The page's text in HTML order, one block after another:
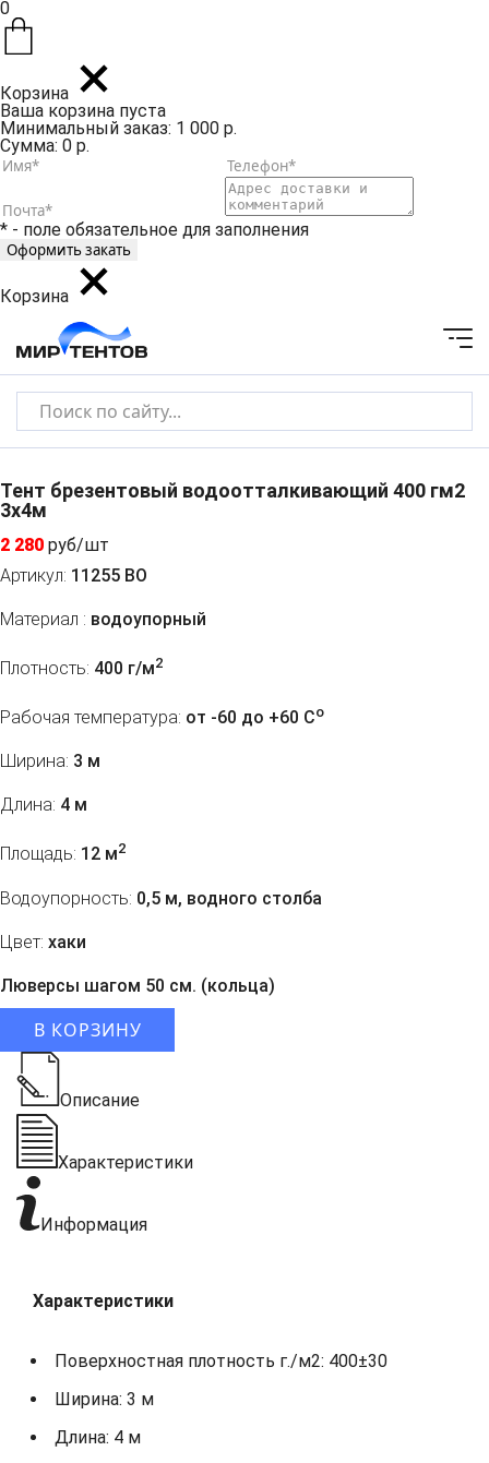
0
Корзина
Ваша корзина пуста
Минимальный заказ: 1 000 р.
Сумма: 0 р.
* - поле обязательное для заполнения
Корзина
Тент брезентовый водоотталкивающий 400 гм2
3x4м
2 280 руб/шт
Артикул: 11255 ВО
Материал : водоупорный
Плотность: 400 г/м2
Рабочая температура: от -60 до +60 Co
Ширина: 3 м
Длина: 4 м
Площадь: 12 м2
Водоупорность: 0,5 м, водного столба
Цвет: хаки
Люверсы шагом 50 см. (кольца)
В КОРЗИНУ
Описание
Характеристики
Информация
Характеристики
Поверхностная плотность г./м2: 400±30
Ширина: 3 м
Длина: 4 м